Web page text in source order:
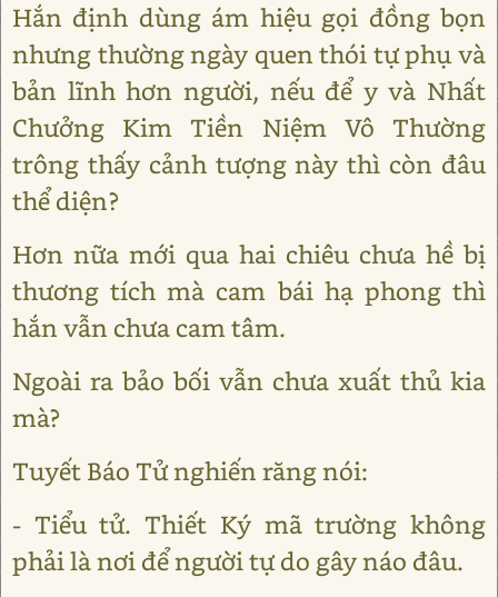
Hắn định dùng ám hiệu gọi đồng bọn
nhưng thường ngày quen thói tự phụ và
bản lĩnh hơn người, nếu để y và Nhất
Chưởng Kim Tiền Niệm Vô Thường
trông thấy cảnh tượng này thì còn đâu
thể diện?
Hơn nữa mới qua hai chiêu chưa hề bị
thương tích mà cam bái hạ phong thì
hắn vẫn chưa cam tâm.
Ngoài ra bảo bối vẫn chưa xuất thủ kia
mà?
Tuyết Báo Tử nghiến răng nói:
- Tiểu tử. Thiết Ký mã trường không
phải là nơi để người tự do gây náo đâu.